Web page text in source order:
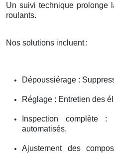
Un suivi technique prolonge
roulants.
Nos solutions incluent :
Dépoussiérage :
Réglage : Entretien des
Inspection complète :
automatisés.
Ajustement des